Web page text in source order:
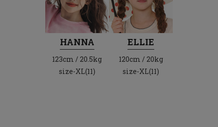
HANNA
123cm / 20.5kg
size-XL(11)
ELLIE
120cm / 20kg
size-XL(11)